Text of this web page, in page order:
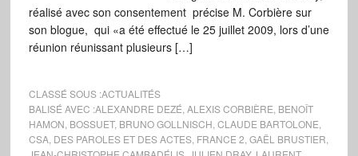
réalisé avec son consentement précise M. Corbière sur
son blogue, qui «a été effectué le 25 juillet 2009, lors d’une
réunion réunissant plusieurs […]
CLASSÉ SOUS :ACTUALITÉS
BALISÉ AVEC :ALEXANDRE DEZÉ ALEXIS CORBIÈRE BENOÎT
HAMON BOSSUET, BRUNO GOLLNISCH CLAUDE BARTOLONE
CSA, DES PAROLES ET DES ACTES, FRANCE 2 GAËL BRUSTIER